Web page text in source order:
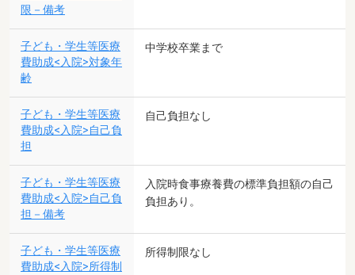
限－備考
子ども・学生等医療
費助成<入院>対象年
齢
中学校卒業まで
子ども・学生等医療
費助成<入院>自己負
担
自己負担なし
子ども・学生等医療
費助成<入院>自己負
担－備考
入院時食事療養費の標準負担額の自己
負担あり。
子ども・学生等医療
費助成<入院>所得制
所得制限なし